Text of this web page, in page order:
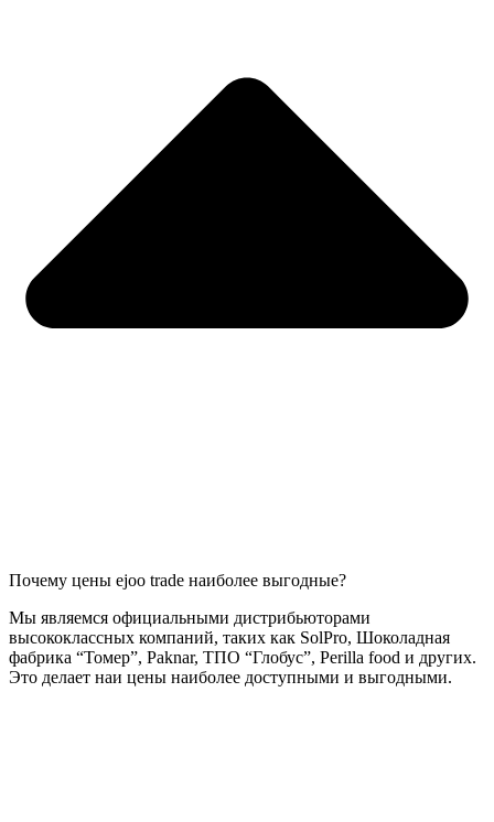
Почему цены ejoo trade наиболее выгодные?
Мы являемся официальными дистрибьюторами
высококлассных компаний, таких как SolPro, Шоколадная
фабрика “Томер”, Paknar, ТПО “Глобус”, Perilla food и других.
Это делает наи цены наиболее доступными и выгодными.